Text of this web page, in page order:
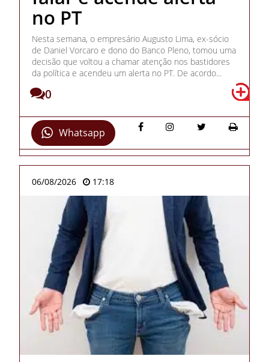
no PT
Nesta semana, o empresário Augusto Lima, ex-sócio
de Daniel Vorcaro e dono do Banco Pleno, tomou uma
decisão que voltou a chamar atenção nos bastidores
da política e acendeu um alerta no PT. De acordo...
0
Whatsapp
06/08/2026 17:18